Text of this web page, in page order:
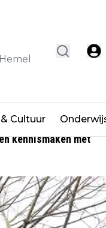
Cultuur
kennismaken met